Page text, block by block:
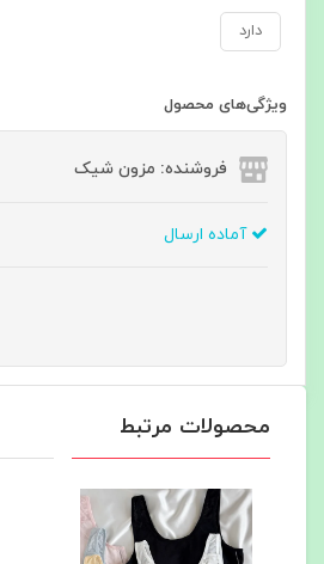
دارد
ویژگی‌های محصول
فروشنده: مزون شیک
آماده ارسال
محصولات مرتبط